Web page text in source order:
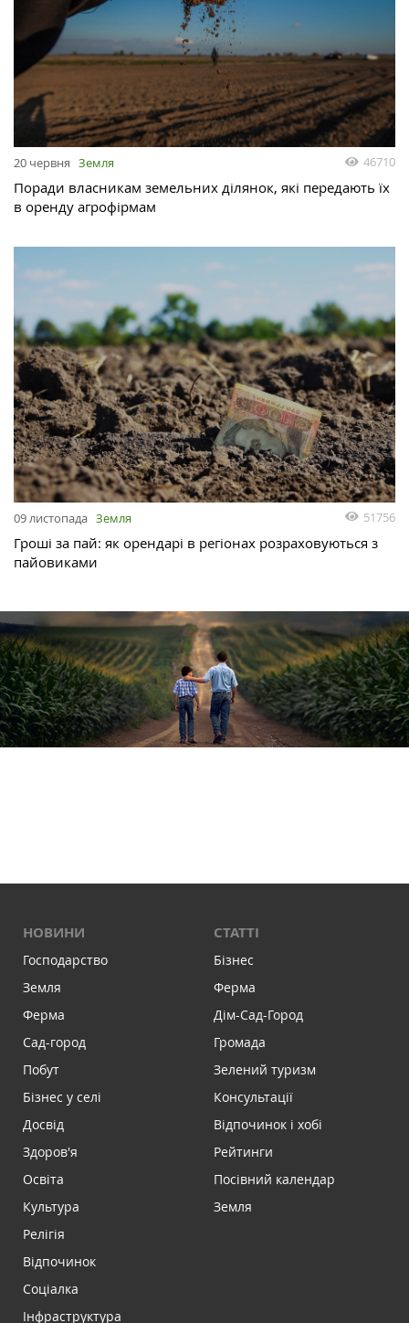
20 червня Земля 46710
Поради власникам земельних ділянок, які передають їх
в оренду агрофірмам
09 листопада Земля 51756
Гроші за пай: як орендарі в регіонах розраховуються з
пайовиками
НОВИНИ
Господарство
Земля
Ферма
Сад-город
Побут
Бізнес у селі
Досвід
Здоров'я
Освіта
Культура
Релігія
Відпочинок
Соціалка
Інфраструктура
СТАТТІ
Бізнес
Ферма
Дім-Сад-Город
Громада
Зелений туризм
Консультації
Відпочинок і хобі
Рейтинги
Посівний календар
Земля